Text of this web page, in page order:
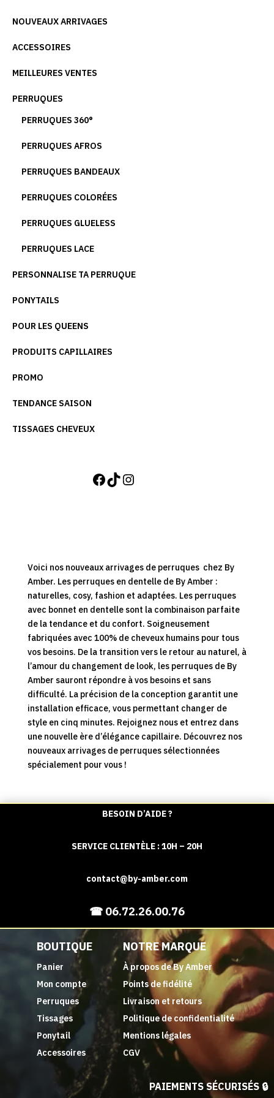
NOUVEAUX ARRIVAGES
ACCESSOIRES
MEILLEURES VENTES
PERRUQUES
PERRUQUES 360°
PERRUQUES AFROS
PERRUQUES BANDEAUX
PERRUQUES COLORÉES
PERRUQUES GLUELESS
PERRUQUES LACE
PERSONNALISE TA PERRUQUE
PONYTAILS
POUR LES QUEENS
PRODUITS CAPILLAIRES
PROMO
TENDANCE SAISON
TISSAGES CHEVEUX
Voici nos nouveaux arrivages de perruques chez By
Amber. Les perruques en dentelle de By Amber :
naturelles, cosy, fashion et adaptées. Les perruques
avec bonnet en dentelle sont la combinaison parfaite
de la tendance et du confort. Soigneusement
fabriquées avec 100% de cheveux humains pour tous
vos besoins. De la transition vers le retour au naturel, à
l’amour du changement de look, les perruques de By
Amber sauront répondre à vos besoins et sans
difficulté. La précision de la conception garantit une
installation efficace, vous permettant changer de
style en cinq minutes. Rejoignez nous et entrez dans
une nouvelle ère d’élégance capillaire. Découvrez nos
nouveaux arrivages de perruques sélectionnées
spécialement pour vous !
BESOIN D’AIDE ?
SERVICE CLIENTÈLE : 10H – 20H
contact@by-amber.com
☎ 06.72.26.00.76
BOUTIQUE
Panier
Mon compte
Perruques
Tissages
Ponytail
Accessoires
NOTRE MARQUE
À propos de By Amber
Points de fidélité
Livraison et retours
Politique de confidentialité
Mentions légales
CGV
PAIEMENTS SÉCURISÉS 🔒